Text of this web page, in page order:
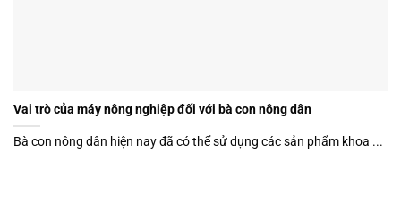
Vai trò của máy nông nghiệp đối với bà con nông dân
Bà con nông dân hiện nay đã có thể sử dụng các sản phẩm khoa ...